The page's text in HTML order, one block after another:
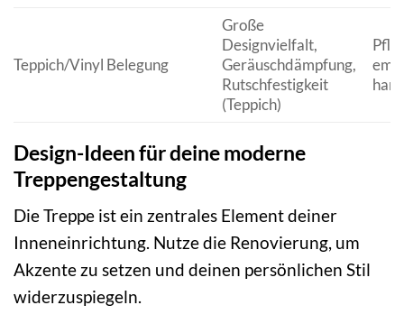
Teppich/Vinyl Belegung
Große
Designvielfalt,
Geräuschdämpfung,
Rutschfestigkeit
(Teppich)
Design-Ideen für deine moderne
Treppengestaltung
Die Treppe ist ein zentrales Element deiner
Inneneinrichtung. Nutze die Renovierung, um
Akzente zu setzen und deinen persönlichen Stil
widerzuspiegeln.